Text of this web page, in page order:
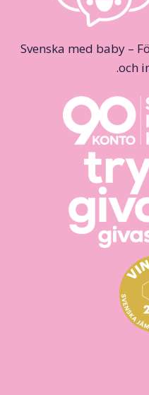
Svenska med baby –
och